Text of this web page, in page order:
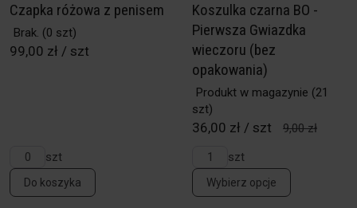
Czapka różowa z penisem
Brak. (0 szt)
99,00 zł / szt
szt
Do koszyka
Koszulka czarna BO -
Pierwsza Gwiazdka
wieczoru (bez
opakowania)
Produkt w magazynie (21
szt)
36,00 zł / szt
9,00 zł
szt
Wybierz opcje